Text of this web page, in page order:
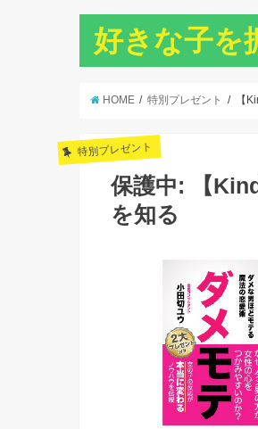
好きな子を
HOME 特別プレゼント 【
特別プレゼント
保護中: 【
を知る